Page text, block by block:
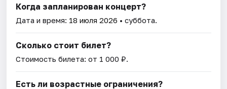
Когда запланирован концерт?
Дата и время: 18 июля 2026 • суббота.
Сколько стоит билет?
Стоимость билета: от 1 000 ₽.
Есть ли возрастные ограничения?